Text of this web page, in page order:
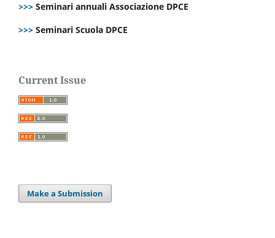
>>> Seminari annuali Associazione DPCE
>>> Seminari Scuola DPCE
Current Issue
Make a Submission